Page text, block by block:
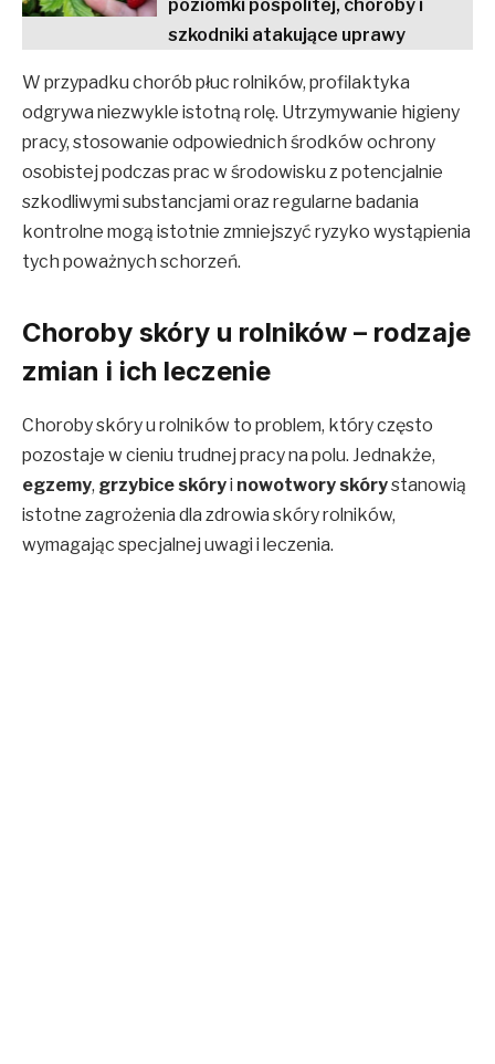
poziomki pospolitej, choroby i
szkodniki atakujące uprawy
W przypadku chorób płuc rolników, profilaktyka
odgrywa niezwykle istotną rolę. Utrzymywanie higieny
pracy, stosowanie odpowiednich środków ochrony
osobistej podczas prac w środowisku z potencjalnie
szkodliwymi substancjami oraz regularne badania
kontrolne mogą istotnie zmniejszyć ryzyko wystąpienia
tych poważnych schorzeń.
Choroby skóry u rolników – rodzaje
zmian i ich leczenie
Choroby skóry u rolników to problem, który często
pozostaje w cieniu trudnej pracy na polu. Jednakże,
egzemy, grzybice skóryi nowotwory skórystanowią
istotne zagrożenia dla zdrowia skóry rolników,
wymagając specjalnej uwagi i leczenia.